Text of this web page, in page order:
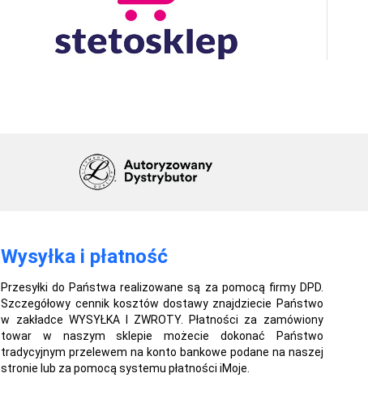
Wysyłka i płatność
Przesyłki do Państwa realizowane są za pomocą firmy DPD.
Szczegółowy cennik kosztów dostawy znajdziecie Państwo
w zakładce WYSYŁKA I ZWROTY. Płatności za zamówiony
towar w naszym sklepie możecie dokonać Państwo
tradycyjnym przelewem na konto bankowe podane na naszej
stronie lub za pomocą systemu płatności iMoje.